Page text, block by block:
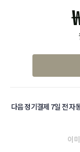
다음 정기결제 7일 전 자
이